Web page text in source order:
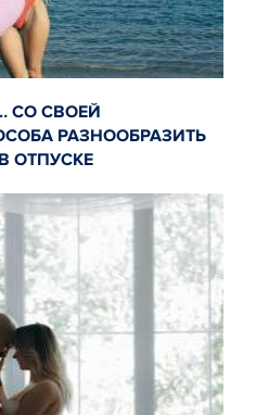
СО СВОЕЙ
РАЗНООБРАЗИТЬ
ОТПУСКЕ